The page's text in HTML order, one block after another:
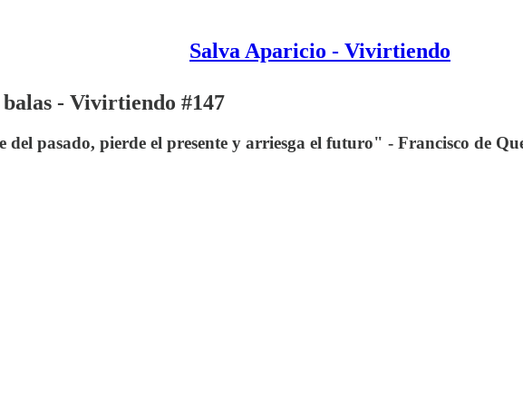
Salva Aparicio - Vivirtiendo
- Vivirtiendo #147
pasado, pierde el presente y arriesga el futuro" - Francisco de